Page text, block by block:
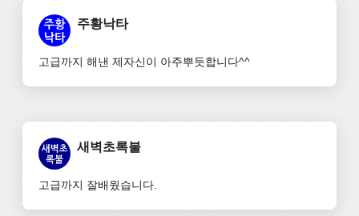
주황낙타
고급까지 해낸 제자신이 아주뿌듯합니다^^
새벽초록불
고급까지 잘배웠습니다.